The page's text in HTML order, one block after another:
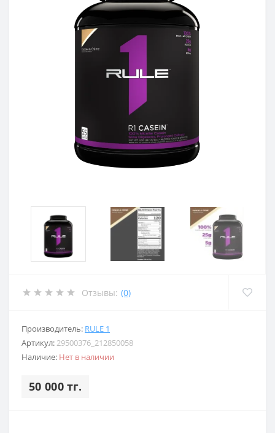
Отзывы: (0)
Производитель: RULE 1
Артикул:29500376_212850058
Наличие: Нет в наличии
50 000 тг.